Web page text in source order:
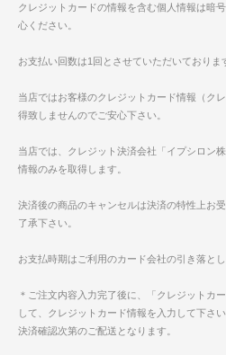
クレジットカードの情報を含む個人情報は暗
心ください。
お支払い回数は1回とさせていただいておりま
当店ではお客様のクレジットカード情報（ク
得致しませんのでご安心下さい。
当店では、クレジット決済会社「イプシロン
情報のみを取得します。
決済後の商品のキャンセルは決済の特性上お
了承下さい。
お支払時期はご利用のカード会社の引き落とし
＊ご注文内容入力完了後に、「クレジットカ
して、クレジットカード情報を入力して下さい
決済確認次第のご配送となります。